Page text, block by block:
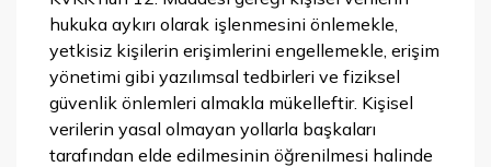
hukuka aykırı olarak işlenmesini önlemekle,
yetkisiz kişilerin erişimlerini engellemekle, erişim
yönetimi gibi yazılımsal tedbirleri ve fiziksel
güvenlik önlemleri almakla mükelleftir. Kişisel
verilerin yasal olmayan yollarla başkaları
tarafından elde edilmesinin öğrenilmesi halinde